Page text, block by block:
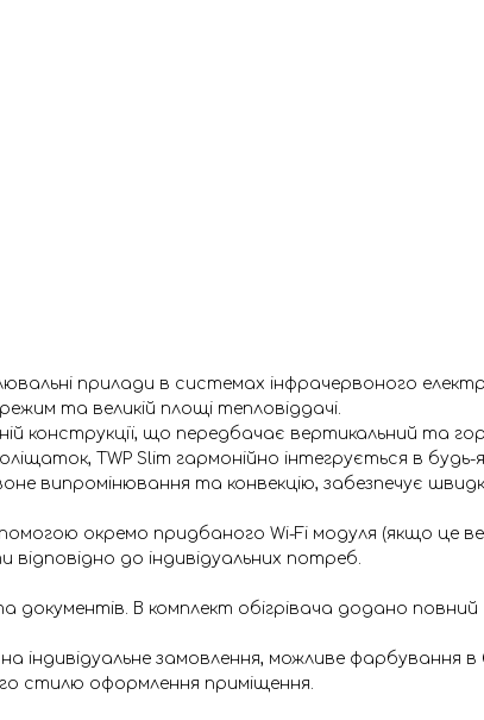
прилади в системах інфрачервоного
та великій площі тепловіддачі.
конструкції, що передбачає вертикальний та
TWP Slim гармонійно інтегрується в будь-
випромінювання та конвекцію, забезпечує
окремо придбаного Wi-Fi модуля (якщо це
до індивідуальних потреб.
В комплект обігрівача додано повний
індивідуальне замовлення, можливе фарбування в
стилю оформлення приміщення.